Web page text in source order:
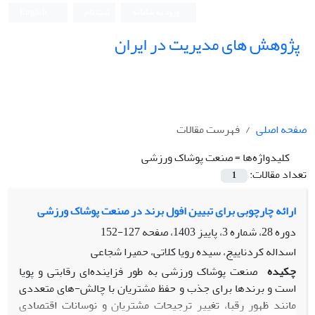
پژوهش های مدیریت در ایران
صفحه اصلی
فهرست مقالات
کلیدواژه‌ها =صنعت پوشاک ورزشی
تعداد مقالات:
1
ارائه چارچوبی برای تبیین افول برند در صنعت پوشاک ورزشی
دوره 28، شماره 3، پاییز 1403، صفحه
127-152
اسداله کردناییج، سیده رویا کلاتی، حمیرا شجاعی
چکیده صنعت پوشاک ورزشی به طور فزاینده‌ای رقابتی و پویا
است و برندها برای جذب و حفظ مشتریان با چالش-های متعددی
مانند ظهور رقبا، تغییر ترجیحات مشتریان و نوسانات اقتصادی